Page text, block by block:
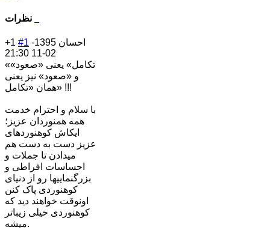
+1 #1 احسان
1395-
02-11 21:30
«تکامل» یعنی «صعود»
و «صعود» نیز یعنی
همان «تکامل» !!!
با سلام و احترام خدمت
همه همنوردان عزیز؛
ایکاش کوهنوردهای
عزیز دست به دست هم
میدادن تا جملات و
احساسات افراطی و
بزرگنماییها رو از دنیای
کوهنوردی پاک کنن
اونوقت خواهند دید که
کوهنوردی خیلی زیباتر
میشه.